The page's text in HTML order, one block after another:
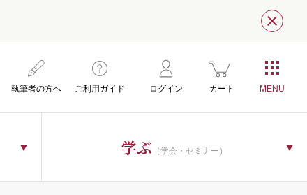
閉じ
執筆者の方へ ご利用ガイド ログイン カート
学ぶ （学会・セミナー）